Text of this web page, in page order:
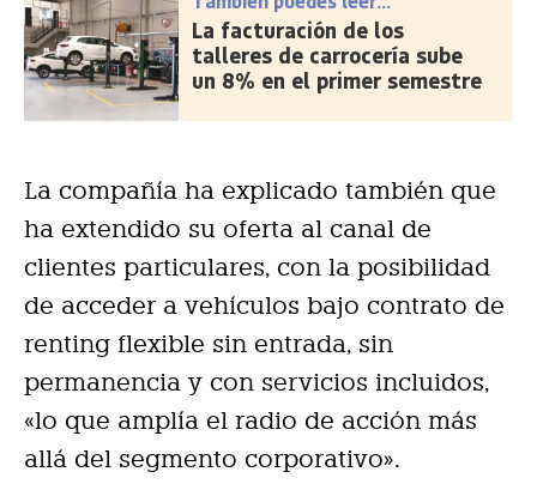
La facturación de los
talleres de carrocería sube
un 8% en el primer semestre
La compañía ha explicado también que
ha extendido su oferta al canal de
clientes particulares, con la posibilidad
de acceder a vehículos bajo contrato de
renting flexible sin entrada, sin
permanencia y con servicios incluidos,
«lo que amplía el radio de acción más
allá del segmento corporativo».